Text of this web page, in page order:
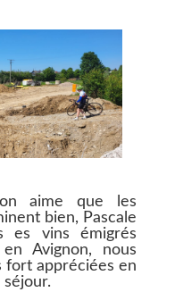
aime que les
bien, Pascale
es vins émigrés
Avignon, nous
fort appréciées en